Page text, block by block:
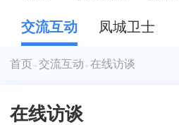
交流互动 凤城卫士
首页 >交流互动 >在线访谈
在线访谈